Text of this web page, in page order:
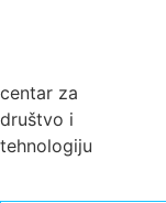
centar za
društvo i
tehnologiju